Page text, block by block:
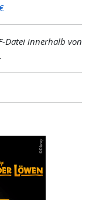
Datei innerhalb von
.